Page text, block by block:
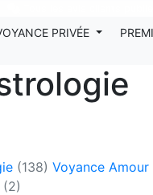
PRIVÉE
(138) Voyance Amour
(2)